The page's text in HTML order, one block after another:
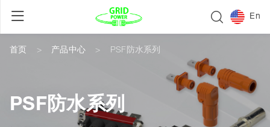
En
首页 产品中心 PSF防水系列
PSF防水系列